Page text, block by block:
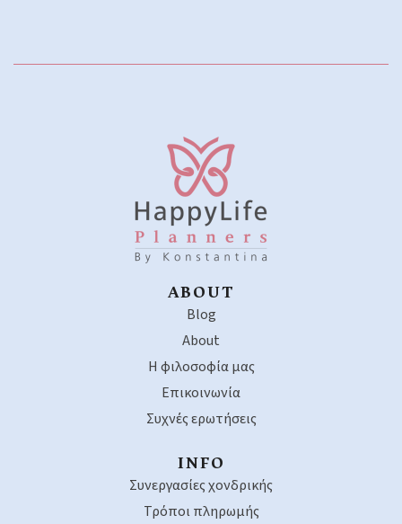
ABOUT
Blog
About
Η φιλοσοφία μας
Επικοινωνία
Συχνές ερωτήσεις
INFO
Συνεργασίες χονδρικής
Τρόποι πληρωμής